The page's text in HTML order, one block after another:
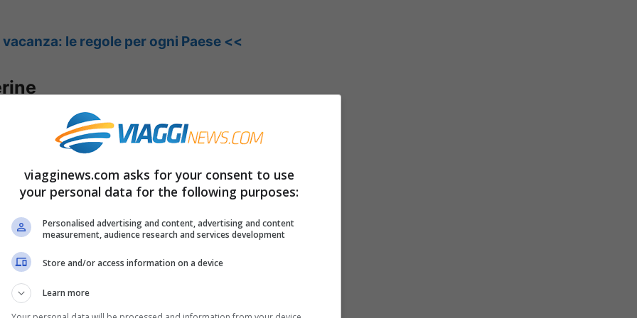
le regole per ogni Paese <<
all’Africa,in quel punto dello stretto
il Marocco dista appena 14 km.
ma èterritorio britannico.E dunque a
si è vaccinato e i risultati si vedono.
e dall’inizio della pandemia ci sono stati
vaccinale le autorità sanitarie
i residenti di Gibilterra: il
viagginews.com asks for your consent to use
your personal data for the following purposes:
Personalised advertising and content, advertising and content
measurement, audience research and services development
Store and/or access information on a device
Learn more